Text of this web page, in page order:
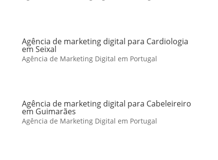
Agência de marketing digital para Cardiologia
em Seixal
Agência de Marketing Digital em Portugal
Agência de marketing digital para Cabeleireiro
em Guimarães
Agência de Marketing Digital em Portugal